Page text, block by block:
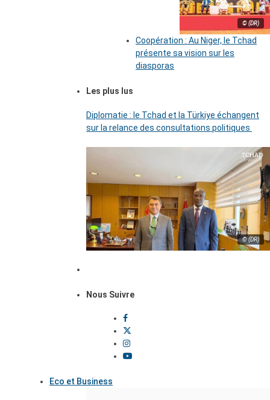
© (DR)
Coopération : Au Niger, le Tchad
présente sa vision sur les
diasporas
Les plus lus
Diplomatie : le Tchad et la Türkiye échangent
sur la relance des consultations politiques
© (DR)
Nous Suivre
Eco et Business